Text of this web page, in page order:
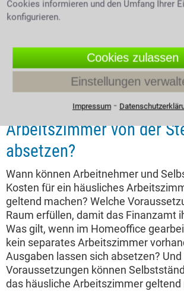
Expertentipp vom 17.06.2026
Kann man das häusliche
Arbeitszimmer von der
absetzen?
Wann können Arbeitnehmer und
Kosten für ein häusliches
geltend machen? Welche
Raum erfüllen, damit das Finanzamt
Was gilt, wenn im Homeoffice
kein separates Arbeitszimmer
Ausgaben lassen sich absetzen?
Voraussetzungen können
das häusliche Arbeitszimmer geltend
Cookies informieren und den Umfang Ihrer
konfigurieren.
Cookies zulassen
Einstellungen
Impressum⁃